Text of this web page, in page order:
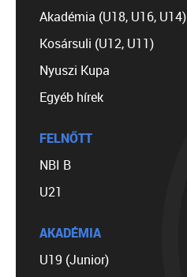
Akadémia (U18, U16, U14)
Kosársuli (U12, U11)
Nyuszi Kupa
Egyéb hírek
FELNŐTT
NBI B
U21
AKADÉMIA
U19 (Junior)